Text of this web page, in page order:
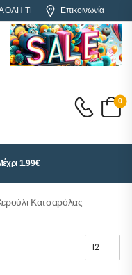
ΟΛΗ ΤΗΝ ΕΛΛΑΔΑΕπικοινωνία
0
1.99€
Κατσαρόλας